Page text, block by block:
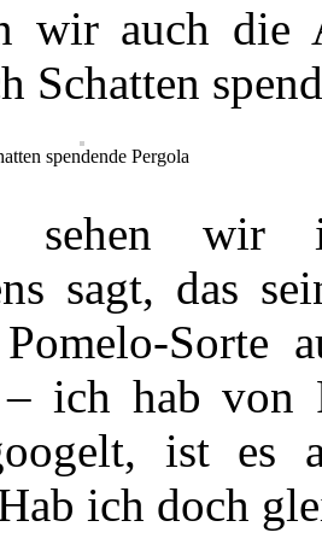
wir auch die
Schatten
spendende Pergola
sehen wir
sagt, das
ich hab von
ist es
ich doch